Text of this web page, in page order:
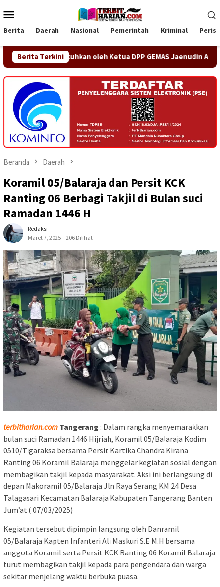
ke
kontenMobile
Berita Daerah Nasional Pemerintah Kriminal
Berita Terkini
Dikukuhkan oleh Ketua DPP GEMAS Jaenudin Alen OA
Beranda Daerah
Koramil 05/Balaraja dan Persit KCK
Ranting 06 Berbagi Takjil di Bulan suci
Ramadan 1446 H
Redaksi
Maret 7, 2025
206 Dilihat
terbitharian.com Tangerang : Dalam rangka menyemarakkan
bulan suci Ramadan 1446 Hijriah, Koramil 05/Balaraja Kodim
0510/Tigaraksa bersama Persit Kartika Chandra Kirana
Ranting 06 Koramil Balaraja menggelar kegiatan sosial dengan
membagikan takjil kepada masyarakat. Aksi ini berlangsung di
depan Makoramil 05/Balaraja Jln Raya Serang KM 24 Desa
Talagasari Kecamatan Balaraja Kabupaten Tangerang Banten
Jum’at ( 07/03/2025)
Kegiatan tersebut dipimpin langsung oleh Danramil
05/Balaraja Kapten Infanteri Ali Maskuri S.E M.H bersama
anggota Koramil serta Persit KCK Ranting 06 Koramil Balaraja
turut membagikan takjil kepada para pengendara dan warga
sekitar menjelang waktu berbuka puasa.